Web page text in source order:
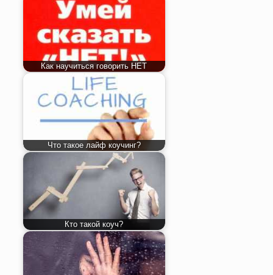
Как научиться говорить НЕТ
Что такое лайф коучинг?
Кто такой коуч?